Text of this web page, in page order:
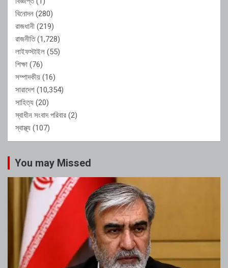
বিনোদন (280)
রাজধানী (219)
রাজনীতি(1,728)
লাইফস্টাইল (55)
শিক্ষা (76)
সম্পাদকীয় (16)
সারাদেশ (10,354)
সাহিত্য (20)
স্বাধীন সংবাদ পরিবার (2)
স্বাস্থ্য (107)
You may Missed